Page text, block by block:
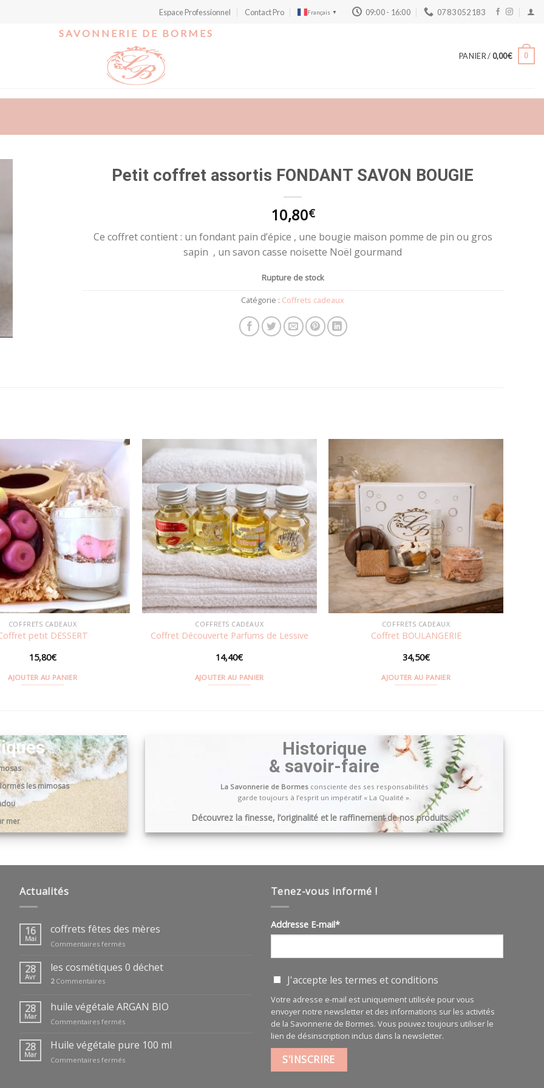
Espace Professionnel Contact Pro Français ▼ 09:00 - 16:00 07 83 052 183
SAVONNERIE DE BORMES
PANIER /0,00€ 0
Petit coffret assortis FONDANT SAVON BOUGIE
10,80€
Ce coffret contient : un fondant pain d’épice , une bougie maison pomme de pin ou gros
sapin , un savon casse noisette Noël gourmand
Rupture de stock
Catégorie : Coffrets cadeaux
Ajouter
à la
wishlist
COFFRETS CADEAUX
petit DESSERT
15,80€
AJOUTER AU PANIER
Ajouter
à la
wishlist
COFFRETS CADEAUX
Coffret Découverte Parfums de Lessive
14,40€
AJOUTER AU PANIER
wishlist
COFFRETS CADEAUX
Coffret BOULANGERIE
34,50€
AJOUTER AU PANIER
les mimosas
mer
Historique
& savoir-faire
La Savonnerie de Bormesconsciente des ses responsabilités
garde toujours à l’esprit un impératif « La Qualité ».
Découvrez la finesse, l’originalité et le raffinement de nos produits …
Actualités
16
Mai
coffrets fêtes des mères
Commentaires ferméssur
fêtes
des
28
Avr
les cosmétiques 0 déchet
2Commentaires
28
Mar
huile végétale ARGAN BIO
Commentaires ferméssur
végétale
ARGAN
BIO
28
Mar
Huile végétale pure 100 ml
Commentaires ferméssur
Tenez-vous informé !
Addresse E-mail*
J'accepte les termes et conditions
Votre adresse e-mail est uniquement utilisée pour vous
envoyer notre newsletter et des informations sur les activités
de la Savonnerie de Bormes. Vous pouvez toujours utiliser le
lien de désinscription inclus dans la newsletter.